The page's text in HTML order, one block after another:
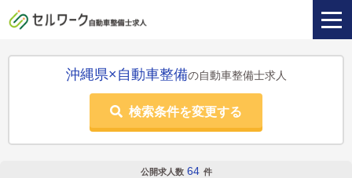
沖縄県×自動車整備の自動車整備士求人
検索条件を変更する
公開求人数 64 件